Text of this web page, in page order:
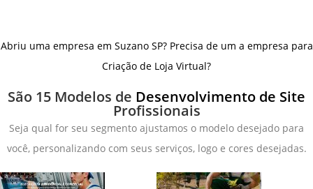
Abriu uma empresa em Suzano SP? Precisa de um a empresa para
Criação de Loja Virtual?
São 15 Modelos de Desenvolvimento de Site
Profissionais
Seja qual for seu segmento ajustamos o modelo desejado para
você, personalizando com seus serviços, logo e cores desejadas.